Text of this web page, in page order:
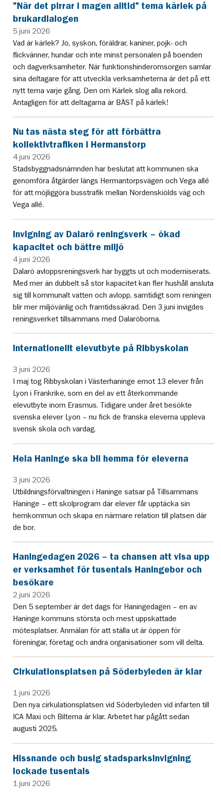
”När det pirrar i magen alltid” tema kärlek på
brukardialogen
5 juni 2026
Vad är kärlek? Jo, syskon, föräldrar, kaniner, pojk- och
flickvänner, hundar och inte minst personalen på boenden
och dagverksamheter. När funktionshinderomsorgen samlar
sina deltagare för att utveckla verksamheterna är det på ett
nytt tema varje gång. Den om Kärlek slog alla rekord.
Antagligen för att deltagarna är BÄST på kärlek!
Nu tas nästa steg för att förbättra
kollektivtrafiken i Hermanstorp
4 juni 2026
Stadsbyggnadsnämnden har beslutat att kommunen ska
genomföra åtgärder längs Hermantorpsvägen och Vega allé
för att möjliggöra busstrafik mellan Nordenskiölds väg och
Vega allé.
Invigning av Dalarö reningsverk – ökad
kapacitet och bättre miljö
4 juni 2026
Dalarö avloppsreningsverk har byggts ut och moderniserats.
Med mer än dubbelt så stor kapacitet kan fler hushåll ansluta
sig till kommunalt vatten och avlopp, samtidigt som reningen
blir mer miljövänlig och framtidssäkrad. Den 3 juni invigdes
reningsverket tillsammans med Dalaröborna.
Internationellt elevutbyte på Ribbyskolan
3 juni 2026
I maj tog Ribbyskolan i Västerhaninge emot 13 elever från
Lyon i Frankrike, som en del av ett återkommande
elevutbyte inom Erasmus. Tidigare under året besökte
svenska elever Lyon – nu fick de franska eleverna uppleva
svensk skola och vardag.
Hela Haninge ska bli hemma för eleverna
3 juni 2026
Utbildningsförvaltningen i Haninge satsar på Tillsammans
Haninge – ett skolprogram där elever får upptäcka sin
hemkommun och skapa en närmare relation till platsen där
de bor.
Haningedagen 2026 – ta chansen att visa upp
er verksamhet för tusentals Haningebor och
besökare
2 juni 2026
Den 5 september är det dags för Haningedagen – en av
Haninge kommuns största och mest uppskattade
mötesplatser. Anmälan för att ställa ut är öppen för
föreningar, företag och andra organisationer som vill delta.
Cirkulationsplatsen på Söderbyleden är klar
1 juni 2026
Den nya cirkulationsplatsen vid Söderbyleden vid infarten till
ICA Maxi och Biltema är klar. Arbetet har pågått sedan
augusti 2025.
Hissnande och busig stadsparksinvigning
lockade tusentals
1 juni 2026